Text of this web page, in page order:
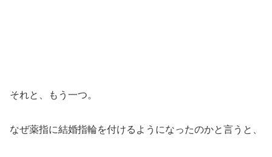
それと、もう一つ。
なぜ薬指に結婚指輪を付けるようになったのかと言うと、